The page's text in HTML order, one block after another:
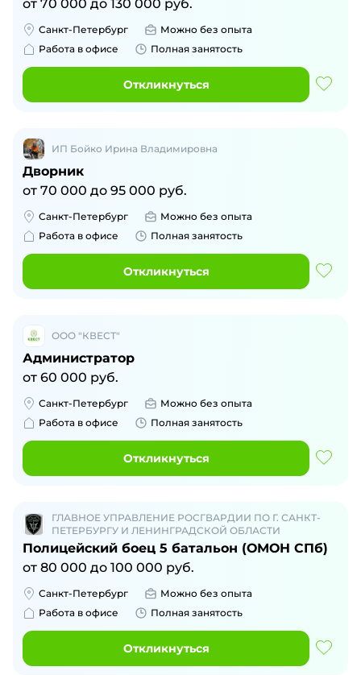
от 70 000 до 130 000 руб.
Санкт-Петербург
Можно без опыта
Работа в офисе
Полная занятость
Откликнуться
ИП Бойко Ирина Владимировна
Дворник
от 70 000 до 95 000 руб.
Санкт-Петербург
Можно без опыта
Работа в офисе
Полная занятость
Откликнуться
ООО "КВЕСТ"
Администратор
от 60 000 руб.
Санкт-Петербург
Можно без опыта
Работа в офисе
Полная занятость
Откликнуться
ГЛАВНОЕ УПРАВЛЕНИЕ РОСГВАРДИИ ПО Г. САНКТ-
ПЕТЕРБУРГУ И ЛЕНИНГРАДСКОЙ ОБЛАСТИ
Полицейский боец 5 батальон (ОМОН СПб)
от 80 000 до 100 000 руб.
Санкт-Петербург
Можно без опыта
Работа в офисе
Полная занятость
Откликнуться